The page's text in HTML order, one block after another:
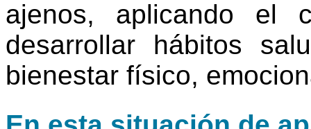
ajenos, aplicando el
desarrollar hábitos
bienestar físico,